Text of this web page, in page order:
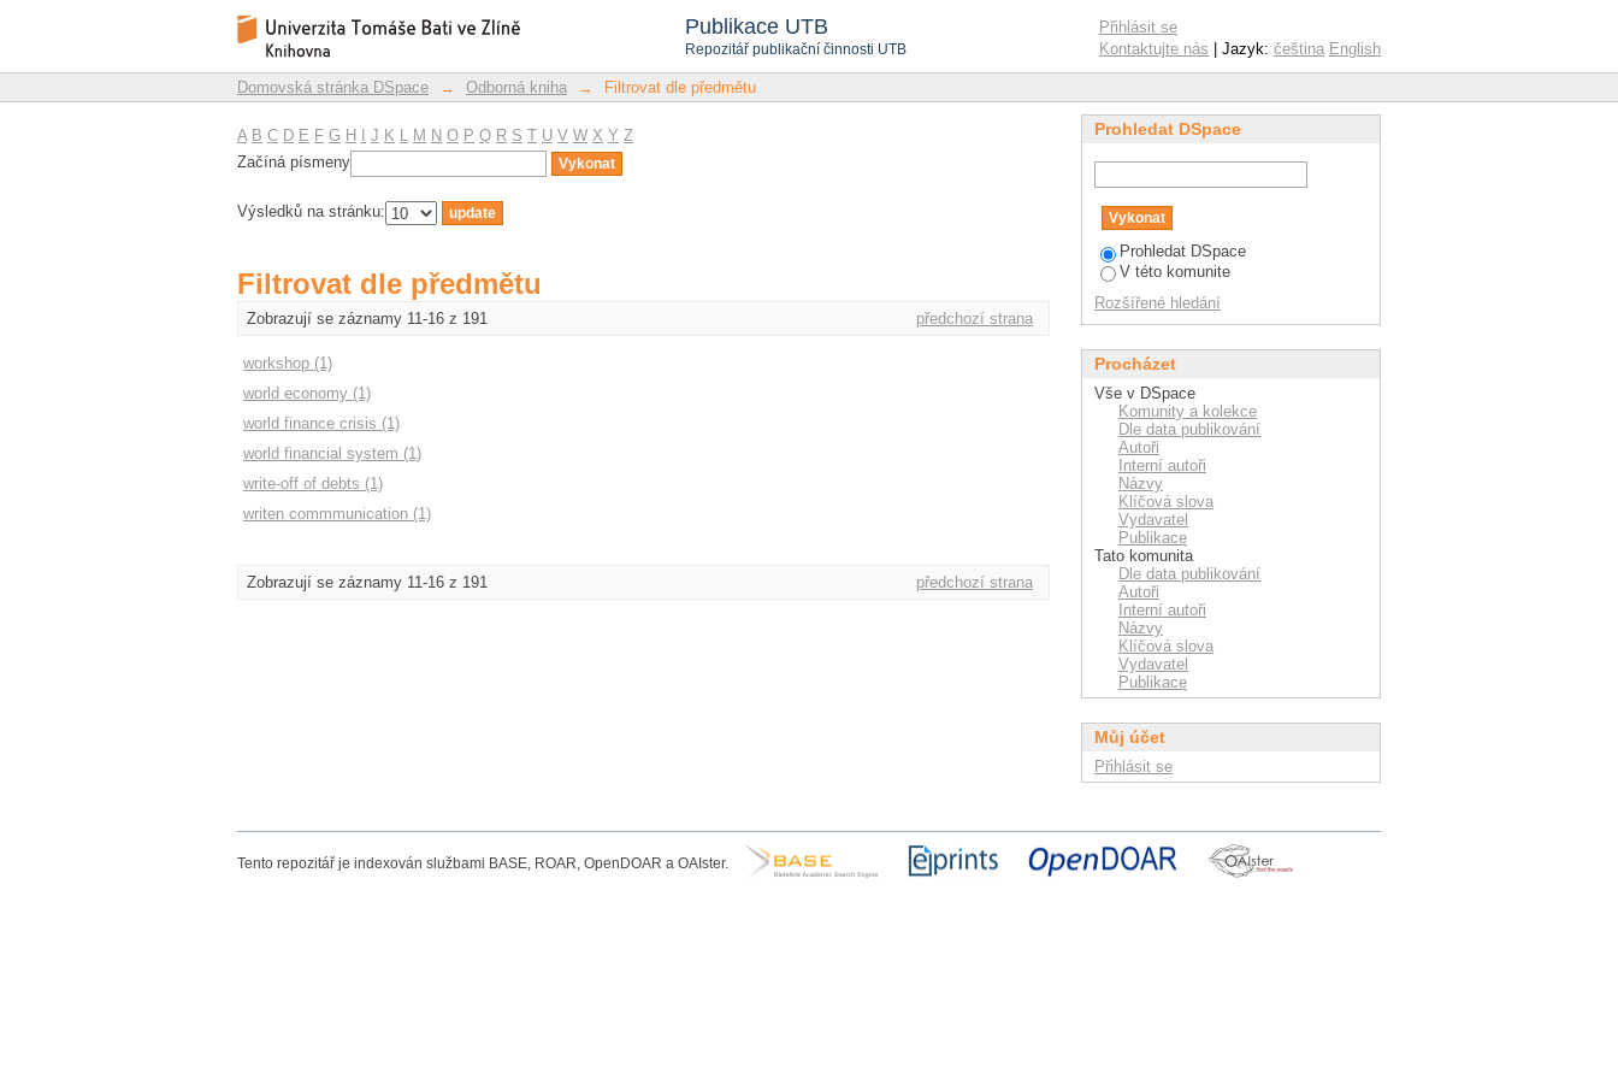
Publikace UTB
Repozitář publikační činnosti UTB
Filtrovat dle předmětu
Repozitář DSpace/Manakin
Přihlásit se
Kontaktujte nás | Jazyk: čeština English
Domovská stránka DSpace → Odborná kniha → Filtrovat dle předmětu
A B C D E F G H J K L M N O P Q R S T U V W X Y Z
Začíná písmeny
Výsledků na stránku:
Filtrovat dle předmětu
Zobrazují se záznamy 11-16 z 191 předchozí strana
workshop (1)
world economy (1)
world finance crisis (1)
world financial system (1)
write-off of debts (1)
writen commmunication (1)
Zobrazují se záznamy 11-16 z 191 předchozí strana
Prohledat DSpace
Prohledat DSpace
V této komunite
Rozšířené hledání
Procházet
Vše v DSpace
Komunity a kolekce
Dle data publikování
Autoři
Interní autoři
Názvy
Klíčová slova
Vydavatel
Publikace
Tato komunita
Dle data publikování
Autoři
Interní autoři
Názvy
Klíčová slova
Vydavatel
Publikace
Můj účet
Přihlásit se
Tento repozitář je indexován službami BASE, ROAR, OpenDOAR a OAIster.